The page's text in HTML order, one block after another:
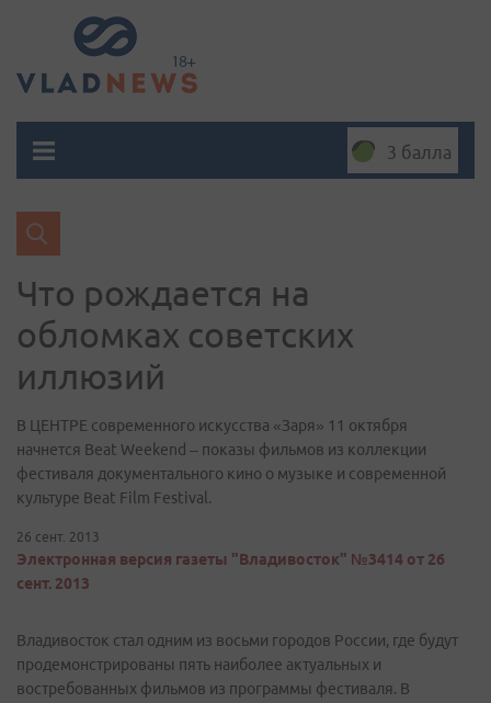
3 балла
Что рождается на
обломках советских
иллюзий
В ЦЕНТРЕ современного искусства «Заря» 11 октября
начнется Beat Weekend – показы фильмов из коллекции
фестиваля документального кино о музыке и современной
культуре Beat Film Festival.
26 сент. 2013
Электронная версия газеты "Владивосток" №3414 от 26
сент. 2013
Владивосток стал одним из восьми городов России, где будут
продемонстрированы пять наиболее актуальных и
востребованных фильмов из программы фестиваля. В